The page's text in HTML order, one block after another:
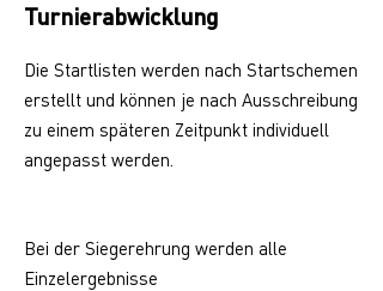
Turnierabwicklung
Die Startlisten werden nach Startschemen
erstellt und können je nach Ausschreibung
zu einem späteren Zeitpunkt individuell
angepasst werden.
Bei der Siegerehrung werden alle
Einzelergebnisse